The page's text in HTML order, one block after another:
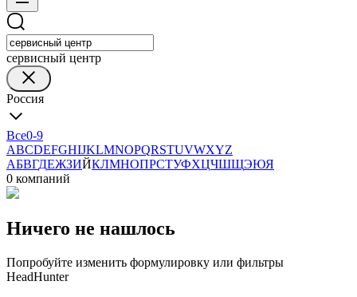
сервисный центр
Россия
Все0-9
ABCDEFGHIJKLMNOPQRSTUVWXYZ
АБВГДЕЖЗИЙКЛМНОПРСТУФХЦЧШЩЭЮЯ
0 компаний
Ничего не нашлось
Попробуйте изменить формулировку или фильтры
HeadHunter